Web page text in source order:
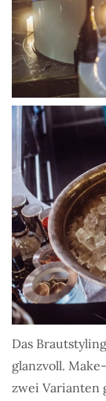
Das
glanzvoll.
zwei Varianten